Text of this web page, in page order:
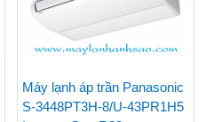
Máy lạnh áp trần Panasonic
S-3448PT3H-8/U-43PR1H5